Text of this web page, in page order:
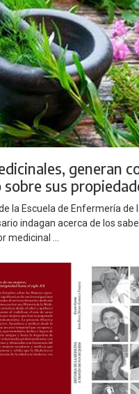
generan
sobre sus
la Escuela de Enfermería de
indagan acerca de los
medicinal ...